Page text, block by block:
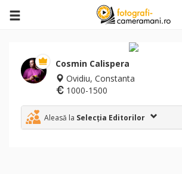
Cosmin Calispera
Ovidiu, Constanta
1000-1500
Aleasă la Selecția Editorilor